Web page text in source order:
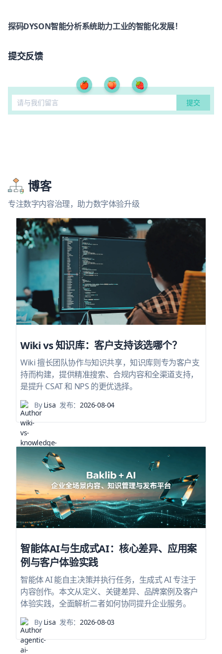
探码DYSON智能分析系统助力工业的智能化发展！
提交反馈
🍎 🍑 🍓
博客
专注数字内容治理，助力数字体验升级
Wiki vs 知识库：客户支持该选哪个？
Wiki 擅长团队协作与知识共享，知识库则专为客户支
持而构建，提供精准搜索、合规内容和全渠道支持，
是提升 CSAT 和 NPS 的更优选择。
ByLisa 发布：2026-08-04
智能体AI与生成式AI：核心差异、应用案
例与客户体验实践
智能体 AI 能自主决策并执行任务，生成式 AI 专注于
内容创作。本文从定义、关键差异、品牌案例及客户
体验实践，全面解析二者如何协同提升企业服务。
ByLisa 发布：2026-08-03